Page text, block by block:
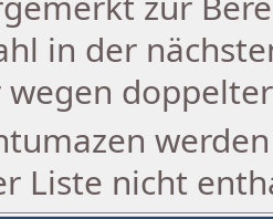
in der
wegen
Liste nicht